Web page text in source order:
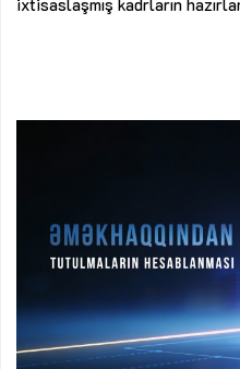
ixtisaslaşmış kadrların